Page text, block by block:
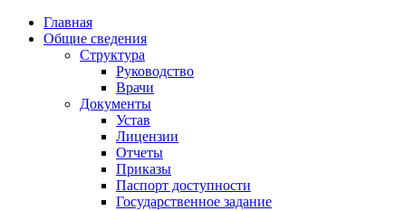
Главная
Общие сведения
Структура
Руководство
Врачи
Документы
Устав
Лицензии
Отчеты
Приказы
Паспорт доступности
Государственное задание